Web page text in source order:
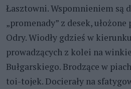
Łasztowni. Wspomnieniem są
„promenady” z desek,
Odry. Wiodły gdzieś w
prowadzących z kolei na
Bułgarskiego. Brodzące w
toi-tojek. Docierały na